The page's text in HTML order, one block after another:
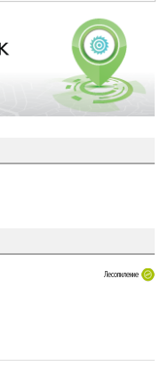
Лесопиление